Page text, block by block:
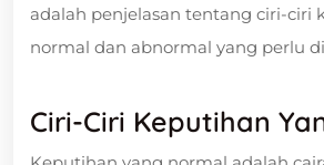
adalah penjelasan tentang ciri-ciri
normal dan abnormal yang perlu
Ciri-Ciri Keputihan